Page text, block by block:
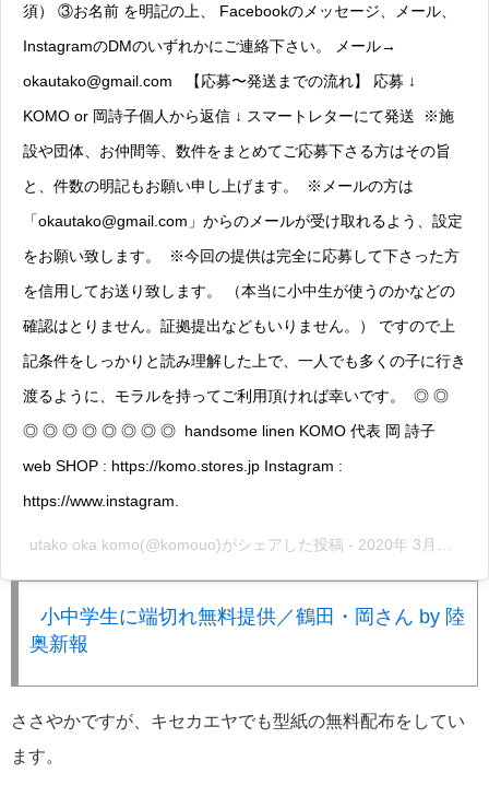
須） ③お名前 を明記の上、 Facebookのメッセージ、メール、
InstagramのDMのいずれかにご連絡下さい。 メール→
okautako@gmail.com 【応募〜発送までの流れ】 応募 ↓
KOMO or 岡詩子個人から返信 ↓ スマートレターにて発送 ※施
設や団体、お仲間等、数件をまとめてご応募下さる方はその旨
と、件数の明記もお願い申し上げます。 ※メールの方は
「okautako@gmail.com」からのメールが受け取れるよう、設定
をお願い致します。 ※今回の提供は完全に応募して下さった方
を信用してお送り致します。 （本当に小中生が使うのかなどの
確認はとりません。証拠提出などもいりません。） ですので上
記条件をしっかりと読み理解した上で、一人でも多くの子に行き
渡るように、モラルを持ってご利用頂ければ幸いです。 ◎ ◎
◎ ◎ ◎ ◎ ◎ ◎ ◎ ◎ handsome linen KOMO 代表 岡 詩子
web SHOP : https://komo.stores.jp Instagram :
https://www.instagram.
utako oka komo(@komouo)がシェアした投稿 - 2020年 3月月4日午前12時28分PST
小中学生に端切れ無料提供／鶴田・岡さん by 陸
奥新報
ささやかですが、キセカエヤでも型紙の無料配布をしてい
ます。